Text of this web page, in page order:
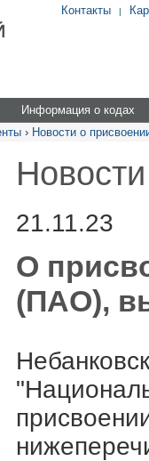
Контакты |
Информация о кодах
› Новости о
21.11.23
О
(ПАО),